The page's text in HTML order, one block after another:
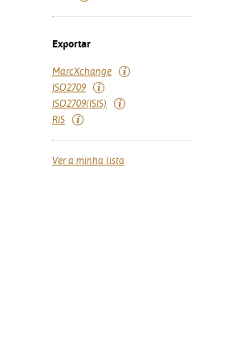
Exportar
MarcXchange
ISO2709
ISO2709(ISIS)
RIS
Ver a minha lista